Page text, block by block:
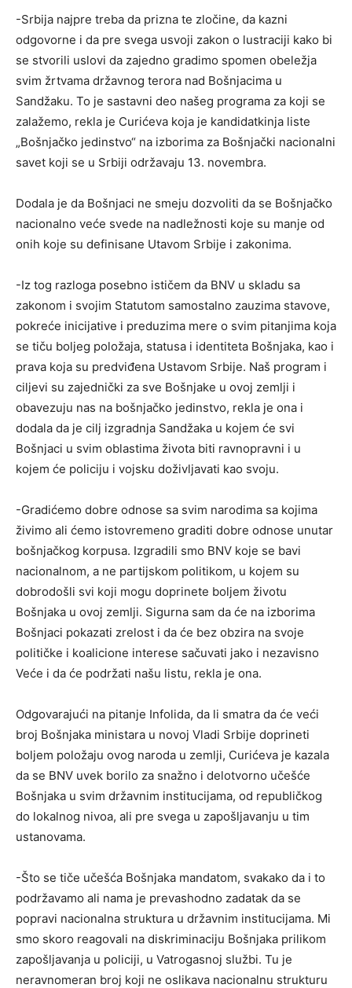
-Srbija najpre treba da prizna te zločine, da kazni
odgovorne i da pre svega usvoji zakon o lustraciji kako bi
se stvorili uslovi da zajedno gradimo spomen obeležja
svim žrtvama državnog terora nad Bošnjacima u
Sandžaku. To je sastavni deo našeg programa za koji se
zalažemo, rekla je Curićeva koja je kandidatkinja liste
„Bošnjačko jedinstvo“ na izborima za Bošnjački nacionalni
savet koji se u Srbiji održavaju 13. novembra.
Dodala je da Bošnjaci ne smeju dozvoliti da se Bošnjačko
nacionalno veće svede na nadležnosti koje su manje od
onih koje su definisane Utavom Srbije i zakonima.
-Iz tog razloga posebno ističem da BNV u skladu sa
zakonom i svojim Statutom samostalno zauzima stavove,
pokreće inicijative i preduzima mere o svim pitanjima koja
se tiču boljeg položaja, statusa i identiteta Bošnjaka, kao i
prava koja su predviđena Ustavom Srbije. Naš program i
ciljevi su zajednički za sve Bošnjake u ovoj zemlji i
obavezuju nas na bošnjačko jedinstvo, rekla je ona i
dodala da je cilj izgradnja Sandžaka u kojem će svi
Bošnjaci u svim oblastima života biti ravnopravni i u
kojem će policiju i vojsku doživljavati kao svoju.
-Gradićemo dobre odnose sa svim narodima sa kojima
živimo ali ćemo istovremeno graditi dobre odnose unutar
bošnjačkog korpusa. Izgradili smo BNV koje se bavi
nacionalnom, a ne partijskom politikom, u kojem su
dobrodošli svi koji mogu doprinete boljem životu
Bošnjaka u ovoj zemlji. Sigurna sam da će na izborima
Bošnjaci pokazati zrelost i da će bez obzira na svoje
političke i koalicione interese sačuvati jako i nezavisno
Veće i da će podržati našu listu, rekla je ona.
Odgovarajući na pitanje Infolida, da li smatra da će veći
broj Bošnjaka ministara u novoj Vladi Srbije doprineti
boljem položaju ovog naroda u zemlji, Curićeva je kazala
da se BNV uvek borilo za snažno i delotvorno učešće
Bošnjaka u svim državnim institucijama, od republičkog
do lokalnog nivoa, ali pre svega u zapošljavanju u tim
ustanovama.
-Što se tiče učešća Bošnjaka mandatom, svakako da i to
podržavamo ali nama je prevashodno zadatak da se
popravi nacionalna struktura u državnim institucijama. Mi
smo skoro reagovali na diskriminaciju Bošnjaka prilikom
zapošljavanja u policiji, u Vatrogasnoj službi. Tu je
neravnomeran broj koji ne oslikava nacionalnu strukturu